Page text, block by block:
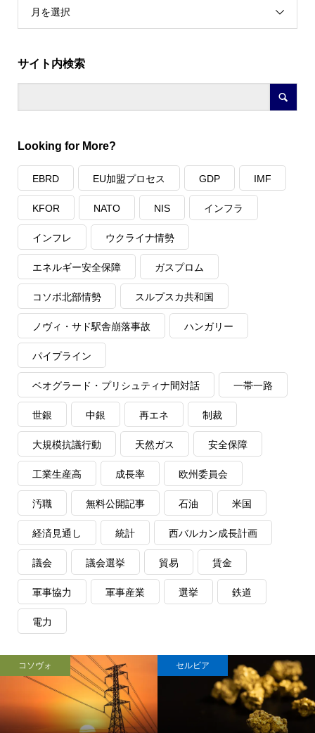
月を選択
サイト内検索
Looking for More?
EBRD EU加盟プロセス GDP IMF
KFOR NATO NIS インフラ
インフレ ウクライナ情勢
エネルギー安全保障 ガスプロム
コソボ北部情勢 スルプスカ共和国
ノヴィ・サド駅舎崩落事故 ハンガリー
パイプライン
ベオグラード・プリシュティナ間対話 一帯一路
世銀 中銀 再エネ 制裁
大規模抗議行動 天然ガス 安全保障
工業生産高 成長率 欧州委員会
汚職 無料公開記事 石油 米国
経済見通し 統計 西バルカン成長計画
議会 議会選挙 貿易 賃金
軍事協力 軍事産業 選挙 鉄道
電力
コソヴォ セルビア